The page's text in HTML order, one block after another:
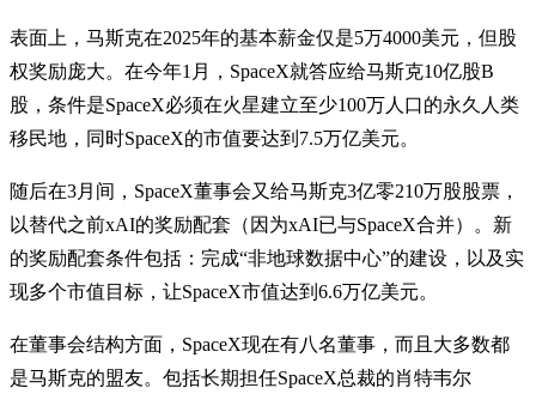
表面上，马斯克在2025年的基本薪金仅是5万4000美元，但股
权奖励庞大。在今年1月，SpaceX就答应给马斯克10亿股B
股，条件是SpaceX必须在火星建立至少100万人口的永久人类
移民地，同时SpaceX的市值要达到7.5万亿美元。
随后在3月间，SpaceX董事会又给马斯克3亿零210万股股票，
以替代之前xAI的奖励配套（因为xAI已与SpaceX合并）。新
的奖励配套条件包括：完成“非地球数据中心”的建设，以及实
现多个市值目标，让SpaceX市值达到6.6万亿美元。
在董事会结构方面，SpaceX现在有八名董事，而且大多数都
是马斯克的盟友。包括长期担任SpaceX总裁的肖特韦尔